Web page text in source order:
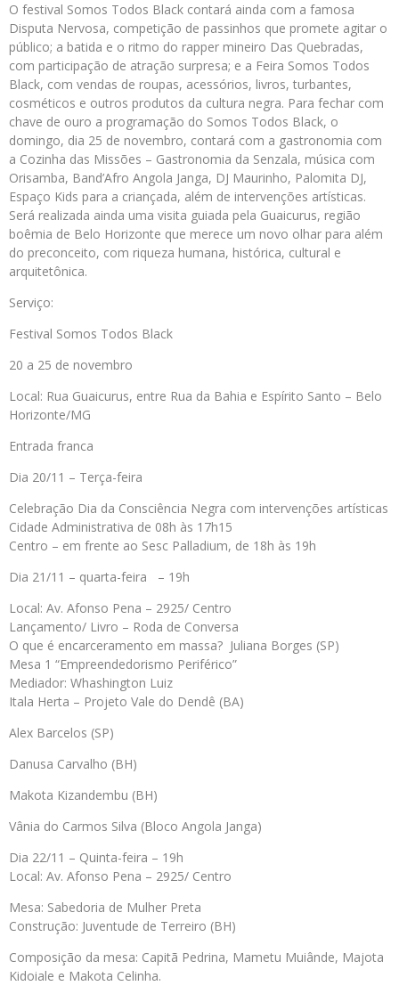
O festival Somos Todos Black contará ainda com a famosa
Disputa Nervosa, competição de passinhos que promete agitar o
público; a batida e o ritmo do rapper mineiro Das Quebradas,
com participação de atração surpresa; e a Feira Somos Todos
Black, com vendas de roupas, acessórios, livros, turbantes,
cosméticos e outros produtos da cultura negra. Para fechar com
chave de ouro a programação do Somos Todos Black, o
domingo, dia 25 de novembro, contará com a gastronomia com
a Cozinha das Missões – Gastronomia da Senzala, música com
Orisamba, Band’Afro Angola Janga, DJ Maurinho, Palomita DJ,
Espaço Kids para a criançada, além de intervenções artísticas.
Será realizada ainda uma visita guiada pela Guaicurus, região
boêmia de Belo Horizonte que merece um novo olhar para além
do preconceito, com riqueza humana, histórica, cultural e
arquitetônica.
Serviço:
Festival Somos Todos Black
20 a 25 de novembro
Local: Rua Guaicurus, entre Rua da Bahia e Espírito Santo – Belo
Horizonte/MG
Entrada franca
Dia 20/11 – Terça-feira
Celebração Dia da Consciência Negra com intervenções artísticas
Cidade Administrativa de 08h às 17h15
Centro – em frente ao Sesc Palladium, de 18h às 19h
Dia 21/11 – quarta-feira – 19h
Local: Av. Afonso Pena – 2925/ Centro
Lançamento/ Livro – Roda de Conversa
O que é encarceramento em massa? Juliana Borges (SP)
Mesa 1 “Empreendedorismo Periférico”
Mediador: Whashington Luiz
Itala Herta – Projeto Vale do Dendê (BA)
Alex Barcelos (SP)
Danusa Carvalho (BH)
Makota Kizandembu (BH)
Vânia do Carmos Silva (Bloco Angola Janga)
Dia 22/11 – Quinta-feira – 19h
Local: Av. Afonso Pena – 2925/ Centro
Mesa: Sabedoria de Mulher Preta
Construção: Juventude de Terreiro (BH)
Composição da mesa: Capitã Pedrina, Mametu Muiânde, Majota
Kidoiale e Makota Celinha.